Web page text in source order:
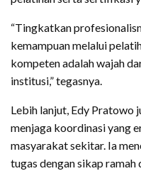
“Tingkatkan
kemampuan melalui
kompeten adalah wajah
institusi,” tegasnya.
Lebih lanjut, Edy Pratowo
menjaga koordinasi yang
masyarakat sekitar. Ia
tugas dengan sikap ramah